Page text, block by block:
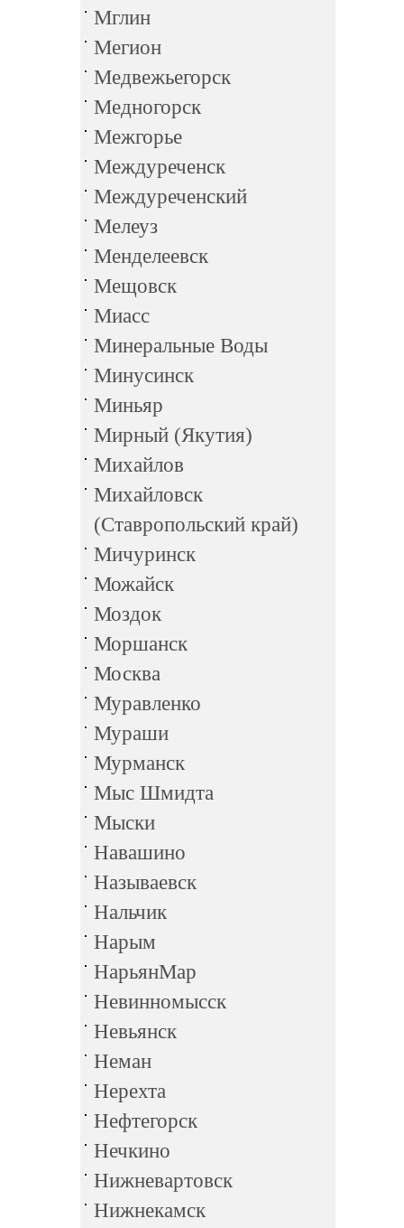
Мглин
Мегион
Медвежьегорск
Медногорск
Межгорье
Междуреченск
Междуреченский
Мелеуз
Менделеевск
Мещовск
Миасс
Минеральные Воды
Минусинск
Миньяр
Мирный (Якутия)
Михайлов
Михайловск
(Ставропольский край)
Мичуринск
Можайск
Моздок
Моршанск
Москва
Муравленко
Мураши
Мурманск
Мыс Шмидта
Мыски
Навашино
Называевск
Нальчик
Нарым
НарьянМар
Невинномысск
Невьянск
Неман
Нерехта
Нефтегорск
Нечкино
Нижневартовск
Нижнекамск